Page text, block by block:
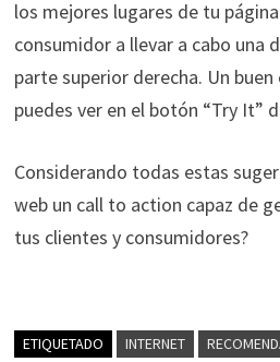
los mejores lugares de tu
consumidor a llevar a cabo una
parte superior derecha. Un
puedes ver en el botón “Try It”
Considerando todas estas
web un call to action capaz de
tus clientes y consumidores?
ETIQUETADO INTERNET